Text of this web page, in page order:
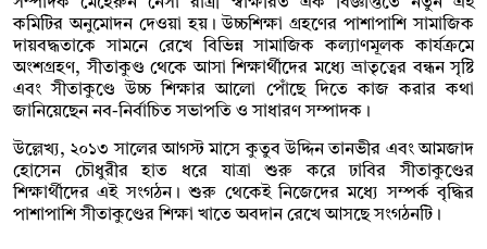
কমিটির অনুমোদন দেওয়া হয়। উচ্চশিক্ষা গ্রহণের পাশাপাশি সামাজিক
দায়বদ্ধতাকে সামনে রেখে বিভিন্ন সামাজিক কল্যাণমূলক কার্যক্রমে
অংশগ্রহণ, সীতাকুণ্ড থেকে আসা শিক্ষার্থীদের মধ্যে ভ্রাতৃত্বের বন্ধন সৃষ্টি
এবং সীতাকুণ্ডে উচ্চ শিক্ষার আলো পোঁছে দিতে কাজ করার কথা
জানিয়েছেন নব-নির্বাচিত সভাপতি ও সাধারণ সম্পাদক।
উল্লেখ্য, ২০১৩ সালের আগস্ট মাসে কুতুব উদ্দিন তানভীর এবং আমজাদ
হোসেন চৌধুরীর হাত ধরে যাত্রা শুরু করে ঢাবির সীতাকুণ্ডের
শিক্ষার্থীদের এই সংগঠন। শুরু থেকেই নিজেদের মধ্যে সম্পর্ক বৃদ্ধির
পাশাপাশি সীতাকুণ্ডের শিক্ষা খাতে অবদান রেখে আসছে সংগঠনটি।